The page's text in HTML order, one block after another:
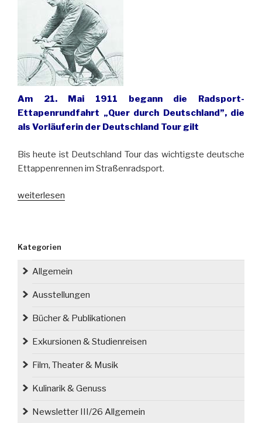
Am 21. Mai 1911 begann die Radsport-
Ettapenrundfahrt „Quer durch Deutschland”, die
als Vorläuferin der Deutschland Tour gilt
Bis heute ist Deutschland Tour das wichtigste deutsche
Ettappenrennen im Straßenradsport.
„Die
startete
vor
Jahren
Breslau“
weiterlesen
Kategorien
Allgemein
Ausstellungen
Bücher & Publikationen
Exkursionen & Studienreisen
Film, Theater & Musik
Kulinarik & Genuss
Newsletter III/26 Allgemein